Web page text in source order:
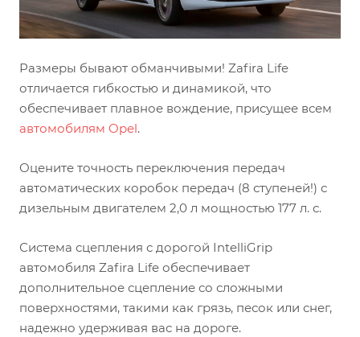
Размеры бывают обманчивыми! Zafira Life
отличается гибкостью и динамикой, что
обеспечивает плавное вождение, присущее всем
автомобилям Opel.
Оцените точность переключения передач
автоматических коробок передач (8 ступеней!) с
дизельным двигателем 2,0 л мощностью 177 л. с.
Система сцепления с дорогой IntelliGrip
автомобиля Zafira Life обеспечивает
дополнительное сцепление со сложными
поверхностями, такими как грязь, песок или снег,
надежно удерживая вас на дороге.